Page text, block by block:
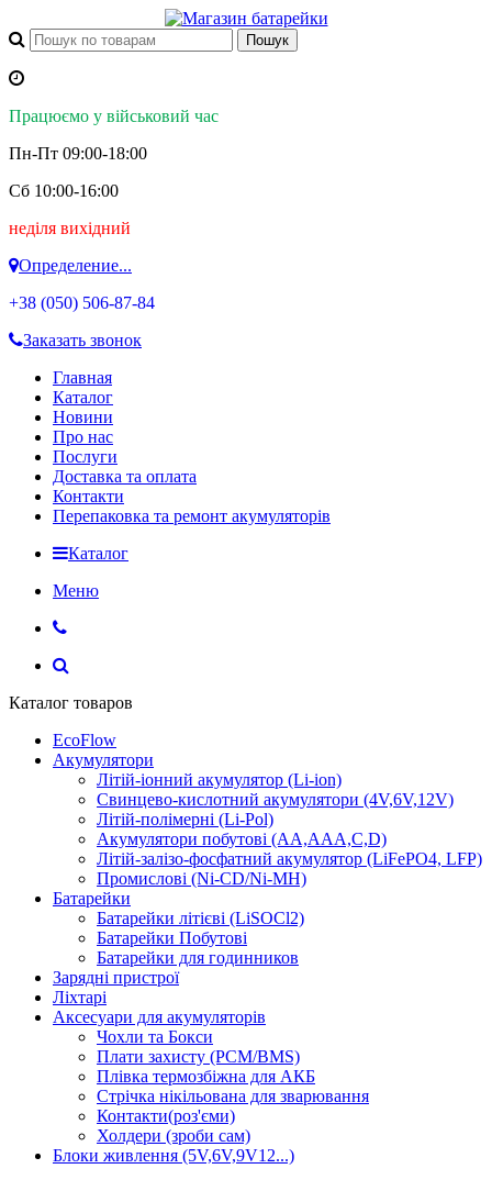
Працюємо у військовий час
Пн-Пт 09:00-18:00
Сб 10:00-16:00
неділя вихідний
Определение...
+38 (050) 506-87-84
Заказать звонок
Главная
Каталог
Новини
Про нас
Послуги
Доставка та оплата
Контакти
Перепаковка та ремонт акумуляторів
Каталог
Меню
Каталог товаров
EcoFlow
Акумулятори
Літій-іонний акумулятор (Li-ion)
Свинцево-кислотний акумулятори (4V,6V,12V)
Літій-полімерні (Li-Pol)
Акумулятори побутові (AA,AAA,C,D)
Літій-залізо-фосфатний акумулятор (LiFePO4, LFP)
Промислові (Ni-CD/Ni-MH)
Батарейки
Батарейки літієві (LiSOCl2)
Батарейки Побутові
Батарейки для годинников
Зарядні пристрої
Ліхтарі
Аксесуари для акумуляторів
Чохли та Бокси
Плати захисту (PCM/BMS)
Плівка термозбіжна для АКБ
Стрічка нікільована для зварювання
Контакти(роз'єми)
Холдери (зроби сам)
Блоки живлення (5V,6V,9V12...)